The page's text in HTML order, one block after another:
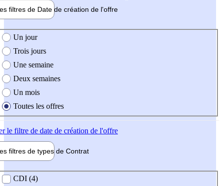
filtres de Date de création de l'offre
création de l'offre
Un jour
Trois jours
Une semaine
Deux semaines
Un mois
Toutes les offres
le filtre de date de création de l'offre
filtres de types de Contrat
contrat
CDI (4)